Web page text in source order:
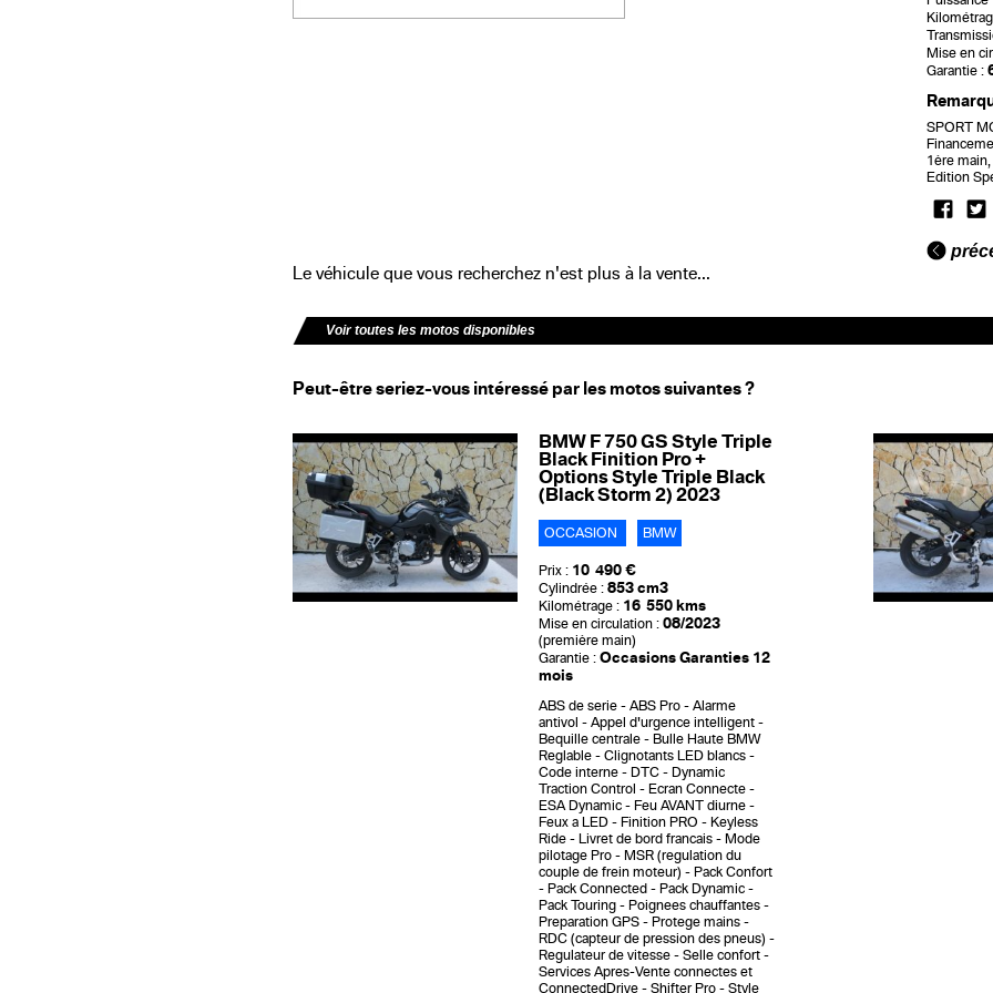
Mise en
Garantie :
SPORT
1ère
Edition
Le véhicule que vous recherchez n'est plus à la vente...
Voir toutes les motos disponibles
Peut-être seriez-vous intéressé par les motos suivantes ?
BMW F 750 GS Style Triple
Black Finition Pro +
Options Style Triple Black
(Black Storm 2) 2023
OCCASION BMW
Prix : 10 490 €
Cylindrée : 853 cm3
Kilométrage : 16 550 kms
Mise en circulation : 08/2023
(première main)
Garantie : Occasions Garanties 12
mois
ABS de serie ABS Pro
Alarme
antivol
Appel d'urgence intelligent
Bequille centrale
Bulle Haute BMW
Reglable
Clignotants LED blancs
Code interne
DTC - Dynamic
Traction Control
Ecran Connecte
ESA Dynamic
Feu AVANT diurne
Feux a LED
Finition PRO
Keyless
Ride
Livret de bord francais
Mode
pilotage Pro
MSR (regulation du
couple de frein moteur)
Pack Confort
Pack Connected
Pack Dynamic
Pack Touring
Poignees chauffantes
Preparation GPS
Protege mains
RDC (capteur de pression des pneus)
Regulateur de vitesse
Selle confort
Services Apres-Vente connectes et
ConnectedDrive
Shifter Pro Style